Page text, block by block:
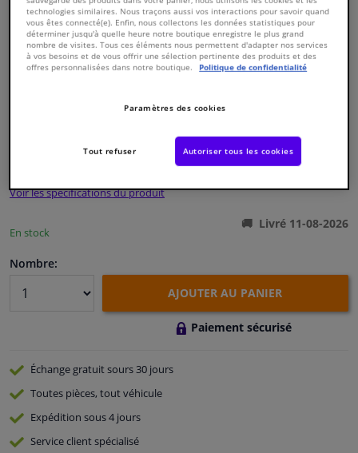
Fenêtres & accessoires
Camping-car, moto & vélo
Capteurs & électronique
55130015
Voir les spécifications du produit
En stock
Livré 11-08-2026
Nombre:
AJOUTER AU PANIER
Paiement sécurisé
Échange gratuitsours 30 jours
Toutes pièces, tout véhicule
Expédition sous 4 jours
Serviceclient spécialisé
technologies similaires. Nous traçons aussi vos interactions pour savoir quand
vous êtes connecté(e). Enfin, nous collectons les données statistiques pour
déterminer jusqu'à quelle heure notre boutique enregistre le plus grand
nombre de visites. Tous ces éléments nous permettent d'adapter nos services
à vos besoins et de vous offrir une sélection pertinente des produits et des
offres personnalisées dans notre boutique.
Politique de confidentialité
Paramètres des cookies
Tout refuser Autoriser tous les cookies